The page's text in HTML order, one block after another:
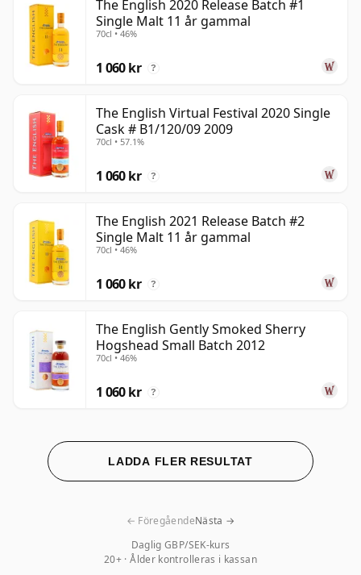
The English 2020 Release Batch #1
Single Malt 11 år gammal
70cl • 46%
1 060 kr ?
The English Virtual Festival 2020 Single
Cask # B1/120/09 2009
70cl • 57.1%
1 060 kr ?
The English 2021 Release Batch #2
Single Malt 11 år gammal
70cl • 46%
1 060 kr ?
The English Gently Smoked Sherry
Hogshead Small Batch 2012
70cl • 46%
1 060 kr ?
LADDA FLER RESULTAT
Daglig GBP/SEK-kurs
20+ · Ålder kontrolleras i kassan
← FöregåendeNästa →